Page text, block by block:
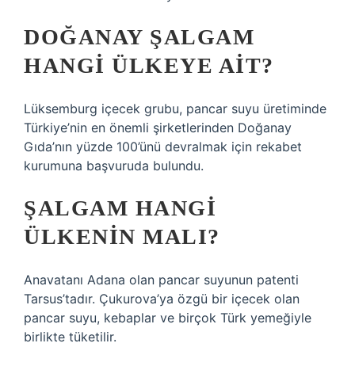
DOĞANAY ŞALGAM
HANGI ÜLKEYE AIT?
Lüksemburg içecek grubu, pancar suyu üretiminde
Türkiye’nin en önemli şirketlerinden Doğanay
Gıda’nın yüzde 100’ünü devralmak için rekabet
kurumuna başvuruda bulundu.
ŞALGAM HANGI
ÜLKENIN MALI?
Anavatanı Adana olan pancar suyunun patenti
Tarsus’tadır. Çukurova’ya özgü bir içecek olan
pancar suyu, kebaplar ve birçok Türk yemeğiyle
birlikte tüketilir.